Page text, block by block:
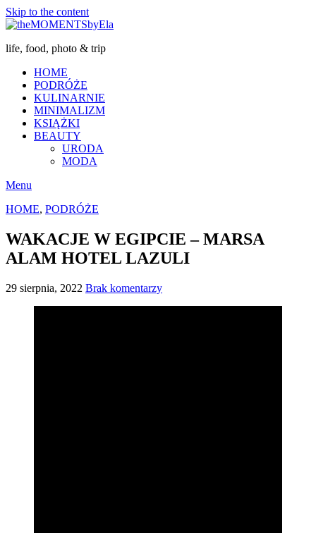
Skip to the content
life, food, photo & trip
HOME
PODRÓŻE
KULINARNIE
MINIMALIZM
KSIĄŻKI
BEAUTY
URODA
MODA
Menu
HOME, PODRÓŻE
WAKACJE W EGIPCIE – MARSA
ALAM HOTEL LAZULI
29 sierpnia, 2022 Brak komentarzy